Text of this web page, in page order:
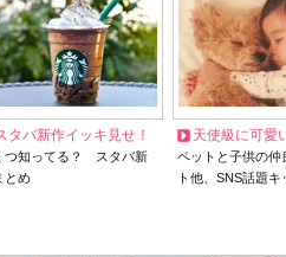
タバ新作イッキ見せ！
つ知ってる？ スタバ新
とめ
天使級に可愛
ペットと子供の仲
ト他、SNS話題